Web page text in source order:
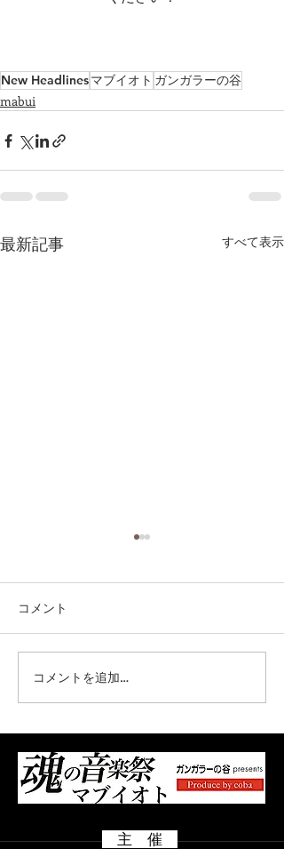
New Headlinesマブイオト ガンガラーの谷
mabui
最新記事 すべて表示
オフィシャル先行販売開
始！お早めに！！
コメント
コメントを追加…
主 催